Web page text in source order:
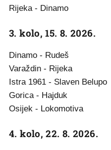
Rijeka - Dinamo
3. kolo, 15. 8. 2026.
Dinamo - Rudeš
Varaždin - Rijeka
Istra 1961 - Slaven Belupo
Gorica - Hajduk
Osijek - Lokomotiva
4. kolo, 22. 8. 2026.